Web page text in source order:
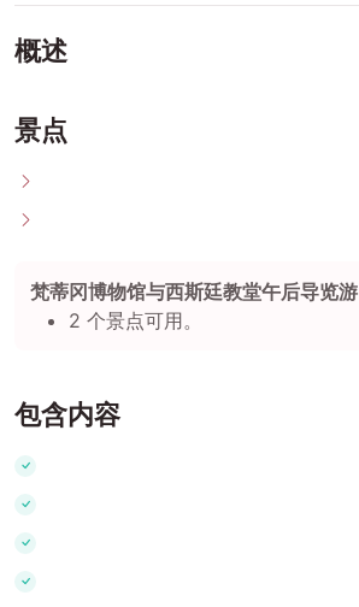
概述
景点
梵蒂冈博物馆与西斯廷教堂午后导览游
2 个景点可用。
包含内容